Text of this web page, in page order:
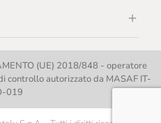
(UE) 2018/848 - operatore
controllo autorizzato da MASAF IT-
019